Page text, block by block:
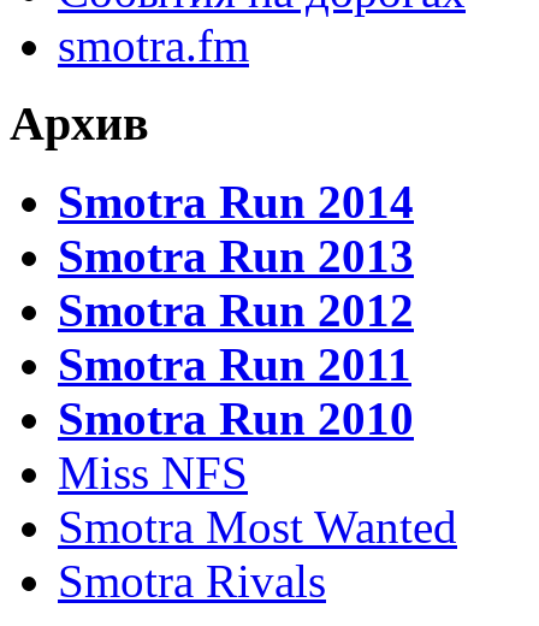
smotra.fm
Архив
Smotra Run 2014
Smotra Run 2013
Smotra Run 2012
Smotra Run 2011
Smotra Run 2010
Miss NFS
Smotra Most Wanted
Smotra Rivals